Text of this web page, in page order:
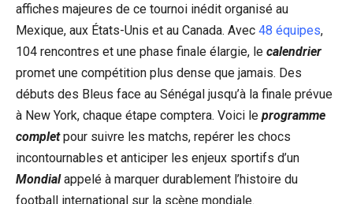
affiches majeures de ce tournoi inédit organisé au
Mexique, aux États-Unis et au Canada. Avec 48 équipes,
104 rencontres et une phase finale élargie, le calendrier
promet une compétition plus dense que jamais. Des
débuts des Bleus face au Sénégal jusqu’à la finale prévue
à New York, chaque étape comptera. Voici le programme
completpour suivre les matchs, repérer les chocs
incontournables et anticiper les enjeux sportifs d’un
Mondialappelé à marquer durablement l’histoire du
football international sur la scène mondiale.